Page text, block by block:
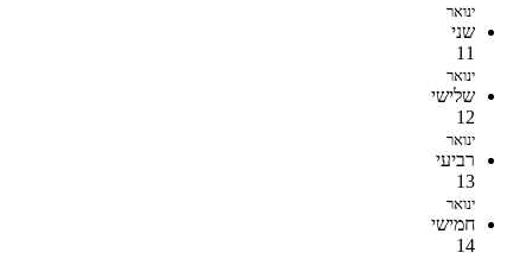
ינואר
שני
11
ינואר
שלישי
12
ינואר
רביעי
13
ינואר
חמישי
14